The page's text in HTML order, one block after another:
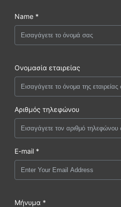
Name *
Ονομασία εταιρείας
Αριθμός τηλεφώνου
E-mail *
Μήνυμα *